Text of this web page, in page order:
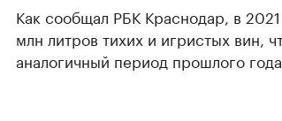
Как сообщал РБК Краснодар, в 2021
млн литров тихих и игристых вин,
аналогичный период прошлого года.